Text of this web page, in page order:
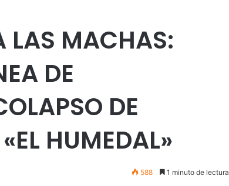
LAS MACHAS:
DE
DE
HUMEDAL»
588 1 minuto de lectura